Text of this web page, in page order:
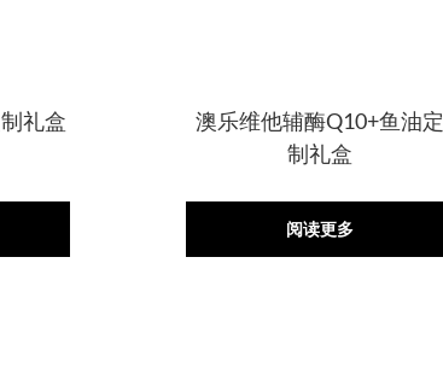
礼盒
澳乐维他辅酶Q10+鱼油定
制礼盒
阅读更多